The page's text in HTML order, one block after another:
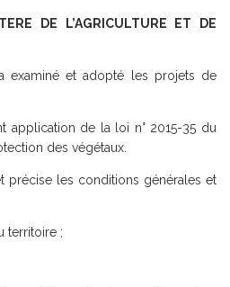
DE L’AGRICULTURE ET DE
examiné et adopté les projets de
application de la loi n° 2015-35 du
des végétaux.
précise les conditions générales et
territoire ;